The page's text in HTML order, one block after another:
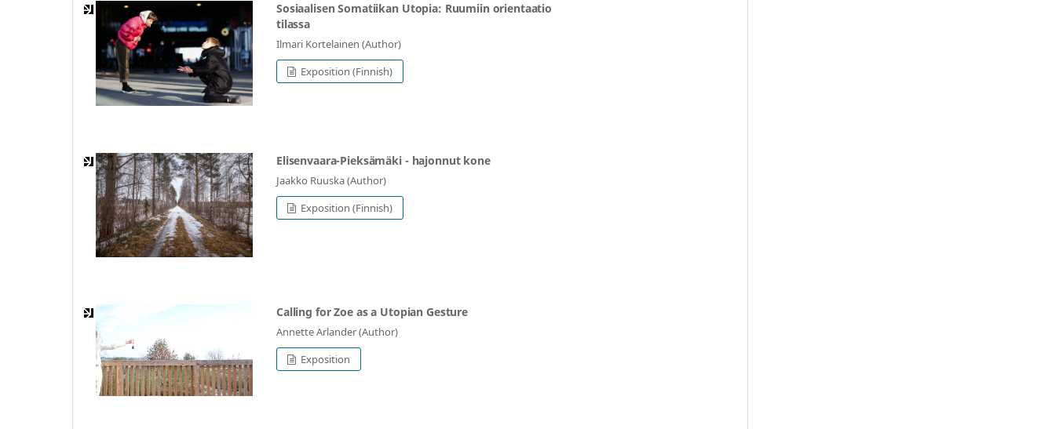
Sosiaalisen Somatiikan Utopia: Ruumiin orientaatio
tilassa
Ilmari Kortelainen (Author)
Exposition (Finnish)
Elisenvaara-Pieksämäki - hajonnut kone
Jaakko Ruuska (Author)
Exposition (Finnish)
Calling for Zoe as a Utopian Gesture
Annette Arlander (Author)
Exposition